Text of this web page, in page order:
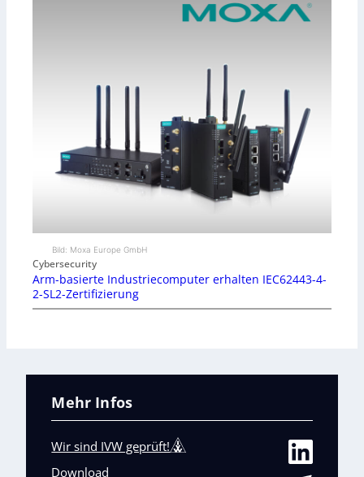
Bild: Moxa Europe GmbH
Cybersecurity
Arm-basierte Industriecomputer erhalten IEC62443-4-
2-SL2-Zertifizierung
Mehr Infos
Wir sind IVW geprüft!
Download